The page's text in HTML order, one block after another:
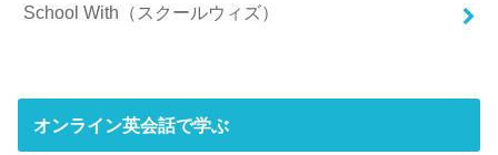
School With（スクールウィズ）
オンライン英会話で学ぶ